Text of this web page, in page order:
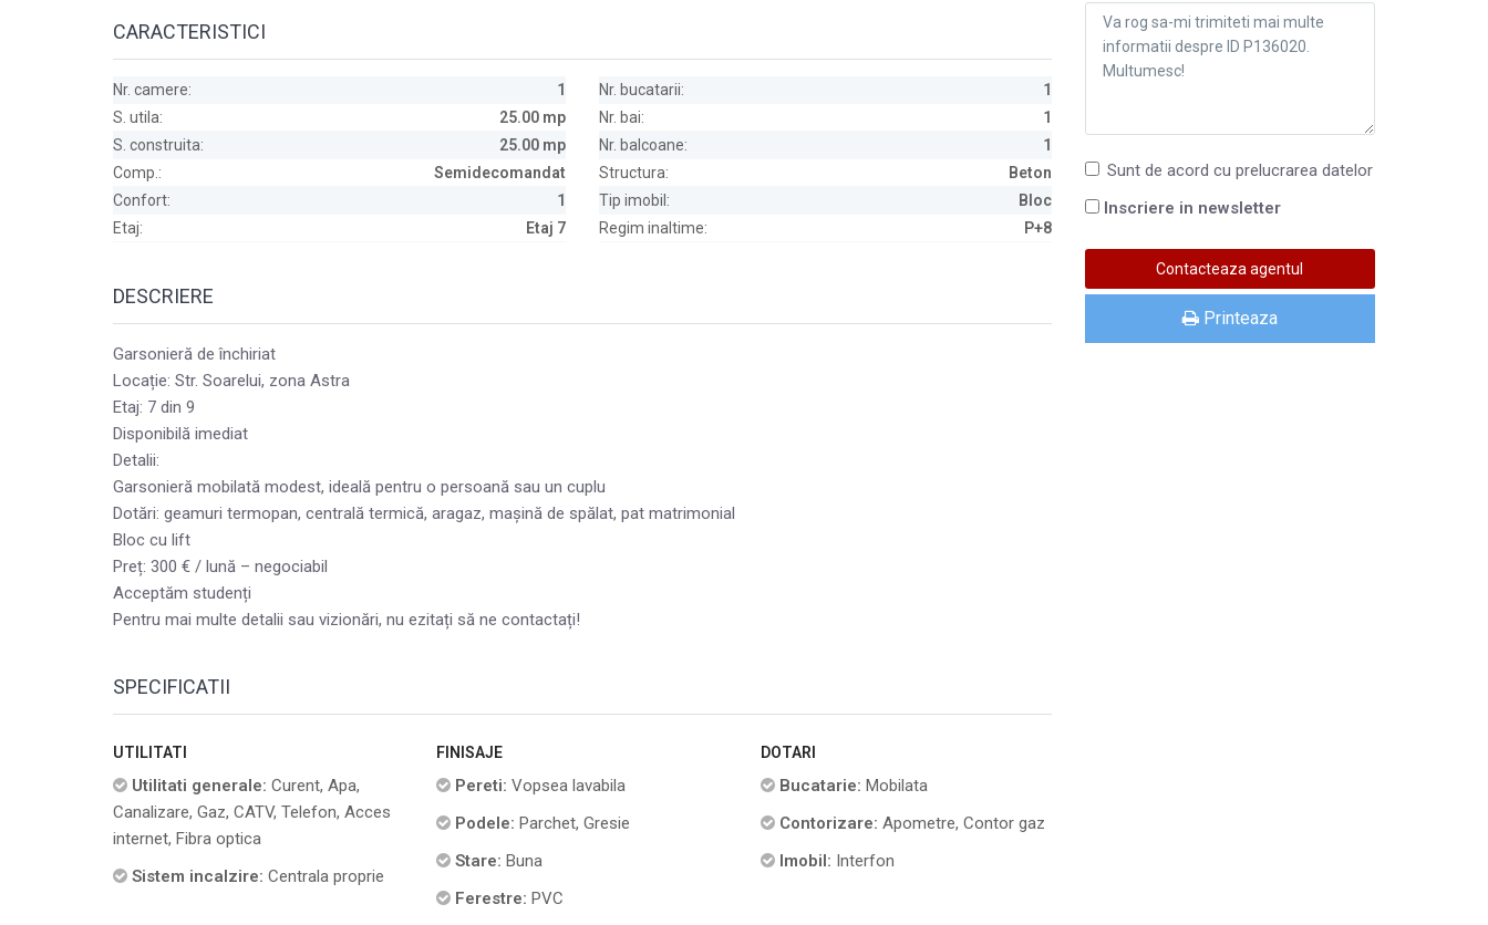
CARACTERISTICI
Nr. camere:
1
S. utila:
25.00 mp
S. construita:
25.00 mp
Comp.:
Semidecomandat
Confort:
1
Etaj:
Etaj 7
Nr. bucatarii:
1
Nr. bai:
1
Nr. balcoane:
1
Structura:
Beton
Tip imobil:
Bloc
Regim inaltime:
P+8
DESCRIERE
Garsonieră de închiriat
Locație: Str. Soarelui, zona Astra
Etaj: 7 din 9
Disponibilă imediat
Detalii:
Garsonieră mobilată modest, ideală pentru o persoană sau un cuplu
Dotări: geamuri termopan, centrală termică, aragaz, mașină de spălat, pat matrimonial
Bloc cu lift
Preț: 300 € / lună – negociabil
Acceptăm studenți
Pentru mai multe detalii sau vizionări, nu ezitați să ne contactați!
SPECIFICATII
UTILITATI
Utilitati generale: Curent, Apa,
Canalizare, Gaz, CATV, Telefon, Acces
internet, Fibra optica
Sistem incalzire: Centrala proprie
FINISAJE
Pereti: Vopsea lavabila
Podele: Parchet, Gresie
Stare: Buna
Ferestre: PVC
DOTARI
Bucatarie: Mobilata
Contorizare: Apometre, Contor gaz
Imobil: Interfon
Sunt de acord cu prelucrarea datelor
Inscriere in newsletter
Printeaza